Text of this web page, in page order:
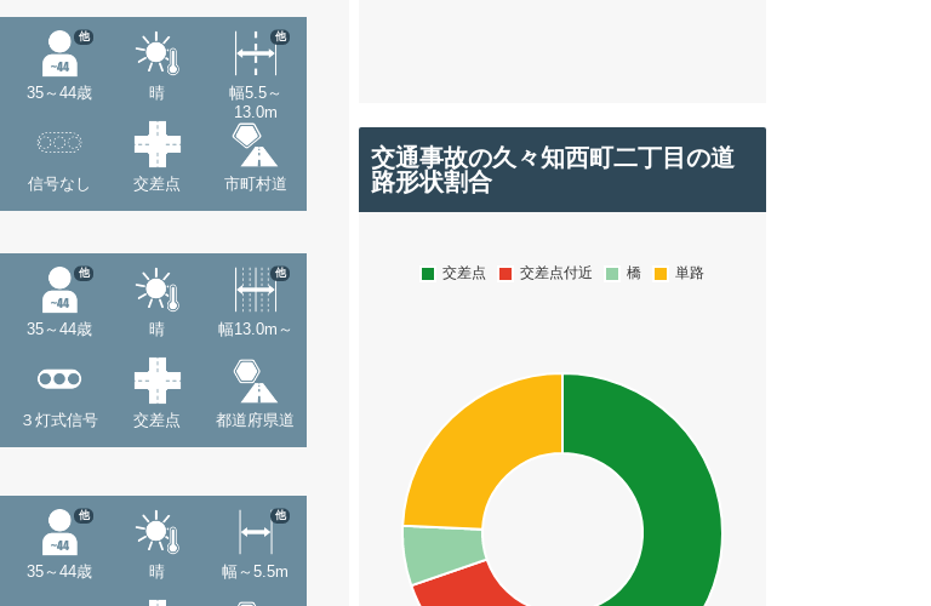
35～44歳
他
晴
幅5.5～
13.0m
他
信号なし 交差点 市町村道
35～44歳
他
晴 幅13.0m～
他
３灯式信号 交差点 都道府県道
35～44歳
他
晴 幅～5.5m
他
交通事故の久々知西町二丁目の道
路形状割合